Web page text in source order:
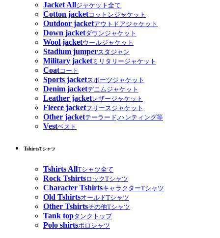
Jacket Allジャケット全て
Cotton jacketコットンジャケット
Outdoor jacketアウトドアジャケット
Down jacketダウンジャケット
Wool jacketウールジャケット
Stadium jumperスタジャン
Military jacketミリタリージャケット
Coatコート
Sports jacketスポーツジャケット
Denim jacketデニムジャケット
Leather jacketレザージャケット
Fleece jacketフリースジャケット
Other jacketテーラード,ハンティング等
Vestベスト
TshirtsTシャツ
Tshirts AllTシャツ全て
Rock TshirtsロックTシャツ
Character TshirtsキャラクターTシャツ
Old TshirtsオールドTシャツ
Other Tshirtsその他Tシャツ
Tank topタンクトップ
Polo shirtsポロシャツ